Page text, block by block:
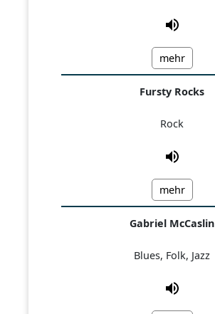
mehr
Fursty Rocks
Rock
mehr
Gabriel McCaslin
Blues, Folk, Jazz